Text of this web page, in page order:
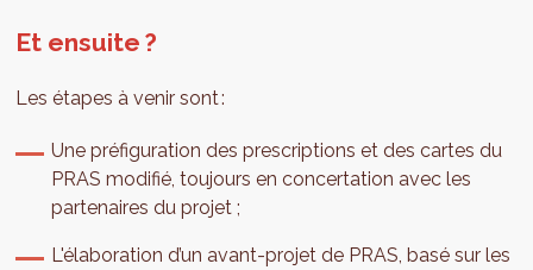
Et ensuite ?
Les étapes à venir sont :
Une préfiguration des prescriptions et des cartes du
PRAS modifié, toujours en concertation avec les
partenaires du projet ;
L'élaboration d’un avant-projet de PRAS, basé sur les